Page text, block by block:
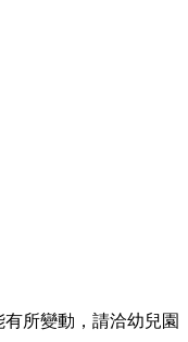
所變動，請洽幼兒園